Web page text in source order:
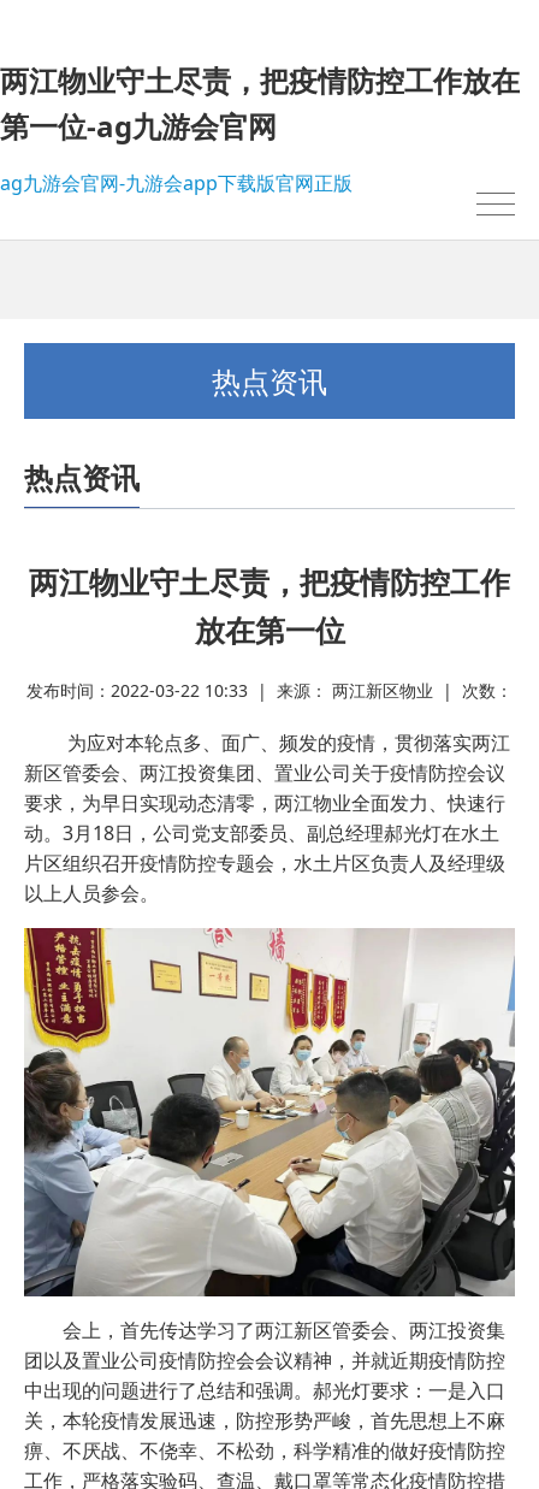
两江物业守土尽责，把疫情防控工作放在
第一位-ag九游会官网
ag九游会官网-九游会app下载版官网正版
热点资讯
热点资讯
两江物业守土尽责，把疫情防控工作
放在第一位
发布时间：2022-03-22 10:33 | 来源： 两江新区物业 | 次数：
为应对本轮点多、面广、频发的疫情，贯彻落实两江
新区管委会、两江投资集团、置业公司关于疫情防控会议
要求，为早日实现动态清零，两江物业全面发力、快速行
动。3月18日，公司党支部委员、副总经理郝光灯在水土
片区组织召开疫情防控专题会，水土片区负责人及经理级
以上人员参会。
会上，首先传达学习了两江新区管委会、两江投资集
团以及置业公司疫情防控会会议精神，并就近期疫情防控
中出现的问题进行了总结和强调。郝光灯要求：一是入口
关，本轮疫情发展迅速，防控形势严峻，首先思想上不麻
痹、不厌战、不侥幸、不松劲，科学精准的做好疫情防控
工作，严格落实验码、查温、戴口罩等常态化疫情防控措